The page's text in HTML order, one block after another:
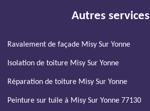
Autres services
Ravalement de façade Misy Sur Yonne
Isolation de toiture Misy Sur Yonne
Réparation de toiture Misy Sur Yonne
Peinture sur tuile à Misy Sur Yonne 77130